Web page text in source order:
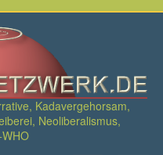
Kadavergehorsam,
Neoliberalismus,